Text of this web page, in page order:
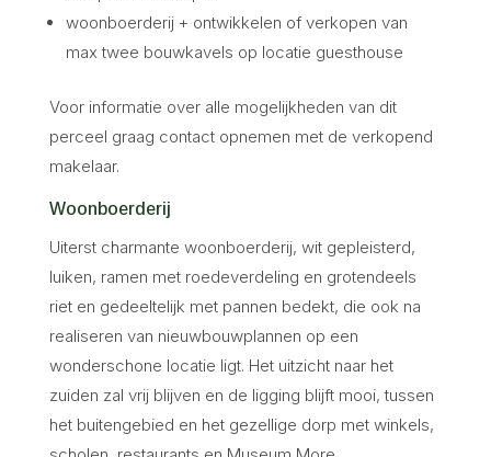
woonboerderij + ontwikkelen of verkopen van
max twee bouwkavels op locatie guesthouse
Voor informatie over alle mogelijkheden van dit
perceel graag contact opnemen met de verkopend
makelaar.
Woonboerderij
Uiterst charmante woonboerderij, wit gepleisterd,
luiken, ramen met roedeverdeling en grotendeels
riet en gedeeltelijk met pannen bedekt, die ook na
realiseren van nieuwbouwplannen op een
wonderschone locatie ligt. Het uitzicht naar het
zuiden zal vrij blijven en de ligging blijft mooi, tussen
het buitengebied en het gezellige dorp met winkels,